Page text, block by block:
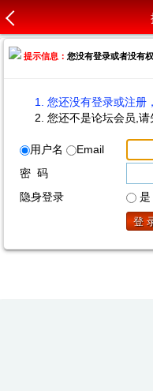
提示信息：您没有登录或者没有
您还没有登录或注册
您还不是论坛会员,请
用户名
Email
密 码
隐身登录